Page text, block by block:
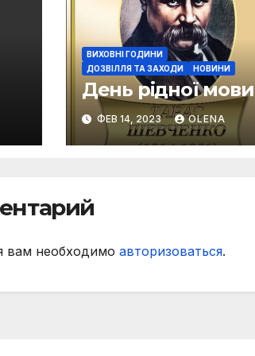
ВИХОВНІ ГОДИНИ
ДОЗВІЛЛЯ ТА ЗАХОДИ
НОВИНИ
День рідної мови
ФЕВ 14, 2023 OLENA
вам необходимо авторизоваться.